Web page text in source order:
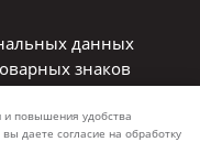
данных
знаков
повышения удобства
даете согласие на обработку